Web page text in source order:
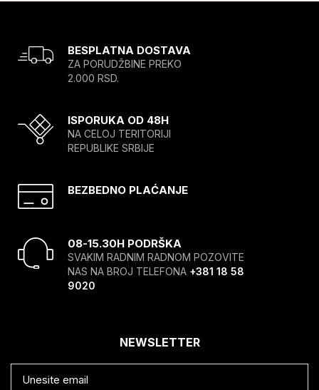
BESPLATNA DOSTAVA
ZA PORUDŽBINE PREKO
2.000 RSD.
ISPORUKA OD 48H
NA CELOJ TERITORIJI
REPUBLIKE SRBIJE
BEZBEDNO PLAĆANJE
08-15.30H PODRŠKA
SVAKIM RADNIM RADNOM POZOVITE
NAS NA BROJ TELEFONA +381 18 58
9020
NEWSLETTER